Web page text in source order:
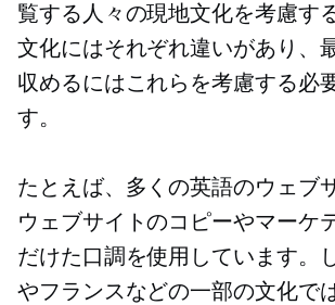
覧する人々の現地文化を考慮す
文化にはそれぞれ違いがあり、
収めるにはこれらを考慮する必
す。
たとえば、多くの英語のウェブ
ウェブサイトのコピーやマーケ
だけた口調を使用しています。
やフランスなどの一部の文化で